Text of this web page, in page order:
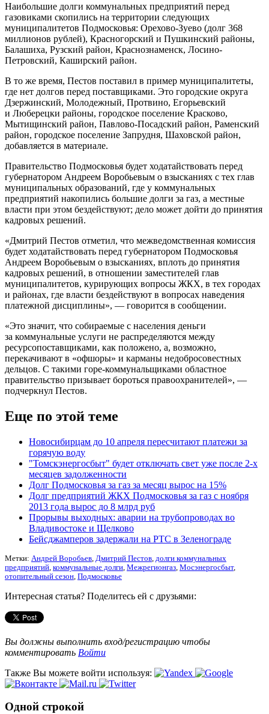
Наибольшие долги коммунальных предприятий перед
газовиками скопились на территории следующих
муниципалитетов Подмосковья: Орехово-Зуево (долг 368
миллионов рублей), Красногорский и Пушкинский районы,
Балашиха, Рузский район, Краснознаменск, Лосино-
Петровский, Каширский район.
В то же время, Пестов поставил в пример муниципалитеты,
где нет долгов перед поставщиками. Это городские округа
Дзержинский, Молодежный, Протвино, Егорьевский
и Люберецки районы, городское поселение Красково,
Мытищинский район, Павлово-Посадский район, Раменский
район, городское поселение Запрудня, Шаховской район,
добавляется в материале.
Правительство Подмосковья будет ходатайствовать перед
губернатором Андреем Воробьевым о взысканиях с тех глав
муниципальных образований, где у коммунальных
предприятий накопились большие долги за газ, а местные
власти при этом бездействуют; дело может дойти до принятия
кадровых решений.
«Дмитрий Пестов отметил, что межведомственная комиссия
будет ходатайствовать перед губернатором Подмосковья
Андреем Воробьевым о взысканиях, вплоть до принятия
кадровых решений, в отношении заместителей глав
муниципалитетов, курирующих вопросы ЖКХ, в тех городах
и районах, где власти бездействуют в вопросах наведения
платежной дисциплины», — говорится в сообщении.
«Это значит, что собираемые с населения деньги
за коммунальные услуги не распределяются между
ресурсопоставщиками, как положено, а, возможно,
перекачивают в «офшоры» и карманы недобросовестных
дельцов. С такими горе-коммунальщиками областное
правительство призывает бороться правоохранителей», —
подчеркнул Пестов.
Еще по этой теме
Новосибирцам до 10 апреля пересчитают платежи за
горячую воду
"Томскэнергосбыт" будет отключать свет уже после 2-х
месяцев задолженности
Долг Подмосковья за газ за месяц вырос на 15%
Долг предприятий ЖКХ Подмосковья за газ с ноября
2013 года вырос до 8 млрд руб
Прорывы выходных: аварии на трубопроводах во
Владивостоке и Щелково
Бейсджамперов задержали на РТС в Зеленограде
Метки: Андрей Воробьев Дмитрий Пестов долги коммунальных
предприятий коммунальные долги Межрегионгаз Мосэнергосбыт,
отопительный сезон Подмосковье
Интересная статья? Поделитесь ей с друзьями:
Вы должны выполнить вход/регистрацию чтобы
комментировать Войти
Также Вы можете войти используя:
Одной строкой